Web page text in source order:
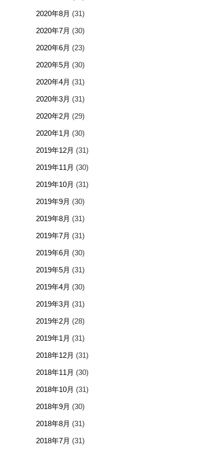
2020年8月 (31)
2020年7月 (30)
2020年6月 (23)
2020年5月 (30)
2020年4月 (31)
2020年3月 (31)
2020年2月 (29)
2020年1月 (30)
2019年12月 (31)
2019年11月 (30)
2019年10月 (31)
2019年9月 (30)
2019年8月 (31)
2019年7月 (31)
2019年6月 (30)
2019年5月 (31)
2019年4月 (30)
2019年3月 (31)
2019年2月 (28)
2019年1月 (31)
2018年12月 (31)
2018年11月 (30)
2018年10月 (31)
2018年9月 (30)
2018年8月 (31)
2018年7月 (31)